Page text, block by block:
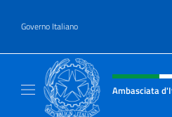
Governo Italiano
Intestazione sito,
Ambasciata